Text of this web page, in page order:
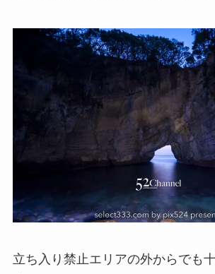
立ち入り禁止エリアの外からでも